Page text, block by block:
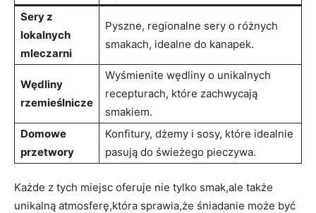
Sery z
lokalnych
mleczarni
Pyszne, regionalne sery o różnych
smakach, idealne do kanapek.
Wędliny
rzemieślnicze
Wyśmienite wędliny o unikalnych
recepturach, które zachwycają
smakiem.
Domowe
przetwory
Konfitury, dżemy i sosy, które idealnie
pasują do świeżego pieczywa.
Każde z tych miejsc oferuje nie tylko smak,ale także
unikalną atmosferę,która sprawia,że śniadanie może być